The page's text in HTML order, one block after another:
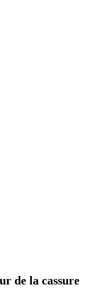
de la cassure